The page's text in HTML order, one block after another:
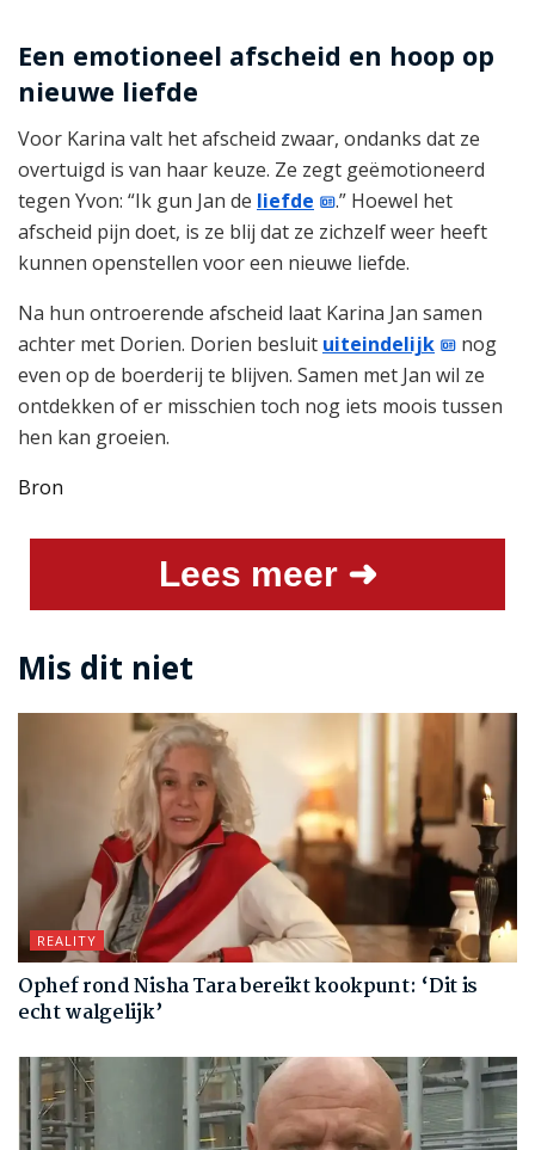
Een emotioneel afscheid en hoop op
nieuwe liefde
Voor Karina valt het afscheid zwaar, ondanks dat ze
overtuigd is van haar keuze. Ze zegt geëmotioneerd
tegen Yvon: “Ik gun Jan de liefde
.” Hoewel het
afscheid pijn doet, is ze blij dat ze zichzelf weer heeft
kunnen openstellen voor een nieuwe liefde.
Na hun ontroerende afscheid laat Karina Jan samen
achter met Dorien. Dorien besluit uiteindelijk
nog
even op de boerderij te blijven. Samen met Jan wil ze
ontdekken of er misschien toch nog iets moois tussen
hen kan groeien.
Bron
Lees meer ➜
Mis dit niet
REALITY
Ophef rond Nisha Tara bereikt kookpunt: ‘Dit is
echt walgelijk’